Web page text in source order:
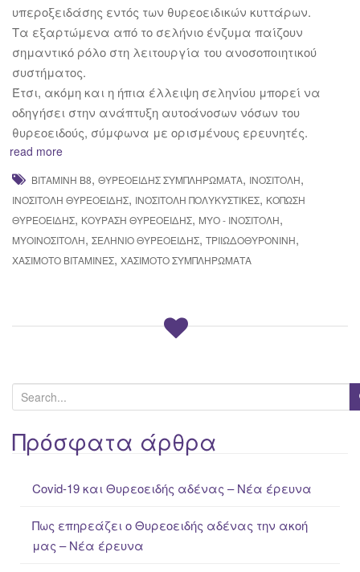
υπεροξειδάσης εντός των θυρεοειδικών κυττάρων.
Τα εξαρτώμενα από το σελήνιο ένζυμα παίζουν
σημαντικό ρόλο στη λειτουργία του ανοσοποιητικού
συστήματος.
Έτσι, ακόμη και η ήπια έλλειψη σεληνίου μπορεί να
οδηγήσει στην ανάπτυξη αυτοάνοσων νόσων του
θυρεοειδούς, σύμφωνα με ορισμένους ερευνητές.
read more
ΒΙΤΑΜΊΝΗ Β8, ΘΥΡΕΟΕΙΔΉΣ ΣΥΜΠΛΗΡΏΜΑΤΑ, ΙΝΟΣΙΤΌΛΗ,
ΙΝΟΣΙΤΌΛΗ ΘΥΡΕΟΕΙΔΉΣ, ΙΝΟΣΙΤΌΛΗ ΠΟΛΥΚΥΣΤΙΚΈΣ, ΚΌΠΩΣΗ
ΘΥΡΕΟΕΙΔΉΣ, ΚΟΎΡΑΣΗ ΘΥΡΕΟΕΙΔΉΣ, ΜΎΟ - ΙΝΟΣΙΤΌΛΗ,
ΜΥΟΙΝΟΣΙΤΌΛΗ, ΣΕΛΉΝΙΟ ΘΥΡΕΟΕΙΔΉΣ, ΤΡΙΙΩΔΟΘΥΡΟΝΊΝΗ,
ΧΑΣΙΜΌΤΟ ΒΙΤΑΜΊΝΕΣ, ΧΑΣΙΜΌΤΟ ΣΥΜΠΛΗΡΏΜΑΤΑ
e
a
rΠρόσφατα άρθρα
Covid-19 και Θυρεοειδής αδένας – Νέα έρευνα
Πως επηρεάζει ο Θυρεοειδής αδένας την ακοή
μας – Νέα έρευνα